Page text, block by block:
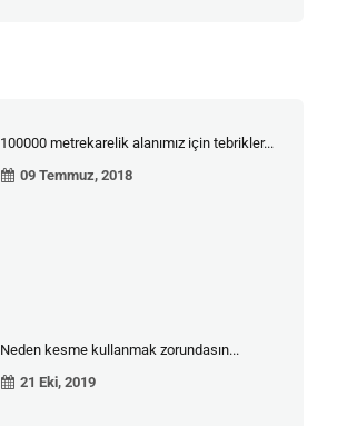
100000 metrekarelik alanımız için tebrikler...
09 Temmuz, 2018
Neden kesme kullanmak zorundasın...
21 Eki, 2019